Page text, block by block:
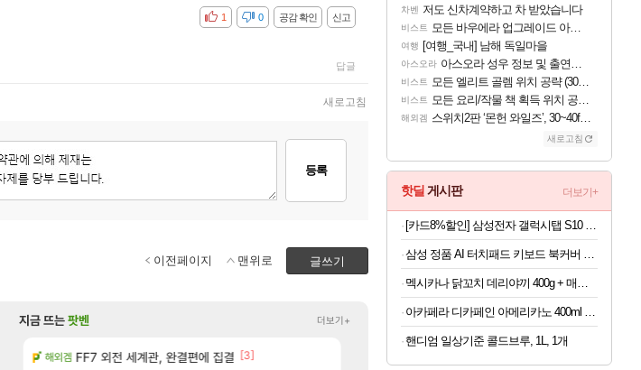
신고
공감 확인
비공감 0
1
답글
새로고침
등록
글쓰기
이전페이지 맨위로
리니지M 방금 일어난일 [14]
지금 뜨는팟벤 더보기+
해외겜 FF7 외전 세계관, 완결편에 집결 [3]
차벤 저도 신차계약하고 차 받았습니다
비스트 모든 바우에라 업그레이드 아이템 획득 위치 공략 (89개)
여행 [여행_국내] 남해 독일마을
아스오라 아스오라 성우 정보 및 출연작 모음
비스트 모든 엘리트 골렘 위치 공략 (30개) - 방랑 결투가
비스트 모든 요리/작물 책 획득 위치 공략 (36개) - 미식가 도전과제
해외겜 스위치2판 ‘몬헌 와일즈’, 30~40fps 목표 추정
새로고침
핫딜 게시판 더보기+
핸디엄 일상기준 콜드브루, 1L, 1개